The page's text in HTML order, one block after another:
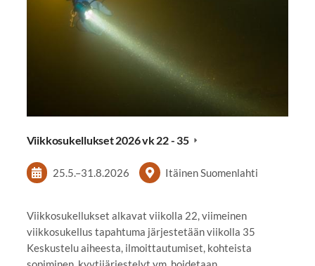
Viikkosukellukset 2026 vk 22 - 35
25.5. –31.8.2026 Itäinen Suomenlahti
Viikkosukellukset alkavat viikolla 22, viimeinen
viikkosukellus tapahtuma järjestetään viikolla 35
Keskustelu aiheesta, ilmoittautumiset, kohteista